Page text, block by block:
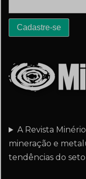
A Revista
mineração e
tendências do